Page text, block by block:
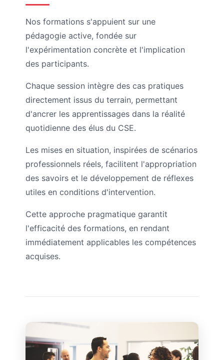
Nos formations s'appuient sur une
pédagogie active, fondée sur
l'expérimentation concrète et l'implication
des participants.
Chaque session intègre des cas pratiques
directement issus du terrain, permettant
d'ancrer les apprentissages dans la réalité
quotidienne des élus du CSE.
Les mises en situation, inspirées de scénarios
professionnels réels, facilitent l'appropriation
des savoirs et le développement de réflexes
utiles en conditions d'intervention.
Cette approche pragmatique garantit
l'efficacité des formations, en rendant
immédiatement applicables les compétences
acquises.